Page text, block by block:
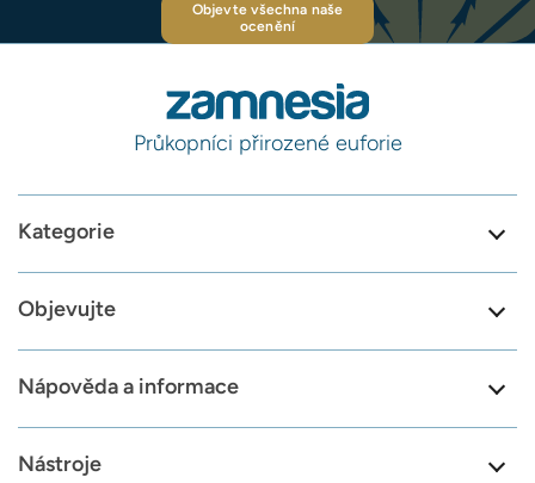
Objevte všechna naše
ocenění
Průkopníci přirozené euforie
Kategorie
Objevujte
Nápověda a informace
Nástroje